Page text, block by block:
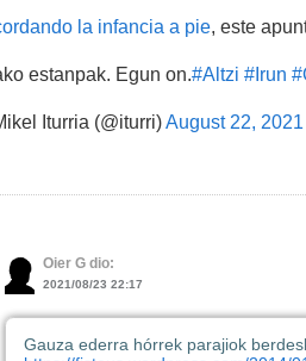
la infancia a pie, este
estanpak. Egun on.#Altzi #Irun
Iturria (@iturri)August 22, 2021
Oier G dio:
2021/08/23 22:17
Gauza ederra hórrek parajiok